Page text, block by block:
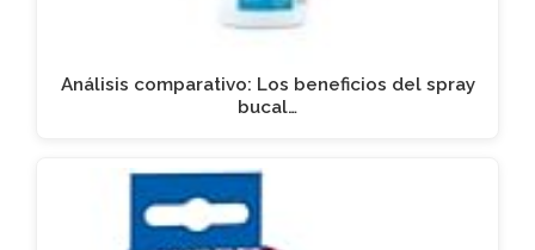
Análisis comparativo: Los beneficios del spray
bucal…